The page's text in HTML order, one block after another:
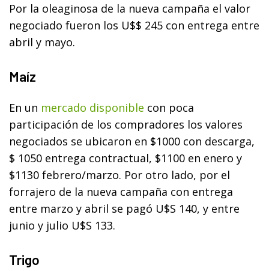
Por la oleaginosa de la nueva campaña el valor
negociado fueron los U$$ 245 con entrega entre
abril y mayo.
Maíz
En un mercado disponible con poca
participación de los compradores los valores
negociados se ubicaron en $1000 con descarga,
$ 1050 entrega contractual, $1100 en enero y
$1130 febrero/marzo. Por otro lado, por el
forrajero de la nueva campaña con entrega
entre marzo y abril se pagó U$S 140, y entre
junio y julio U$S 133.
Trigo